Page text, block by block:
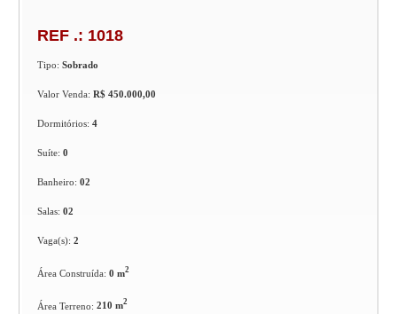
REF .: 1018
Tipo:Sobrado
Valor Venda:R$ 450.000,00
Dormitórios:4
Suíte:0
Banheiro:02
Salas:02
Vaga(s):2
Área Construída:0 m2
Área Terreno:210 m2